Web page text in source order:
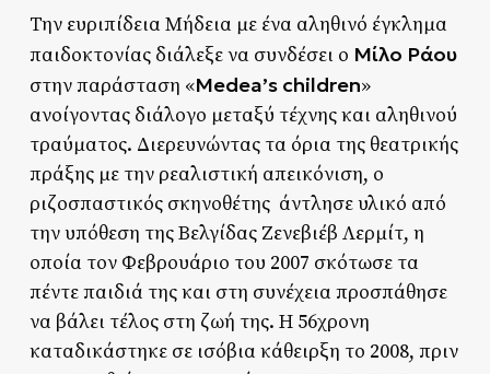
Την ευριπίδεια Μήδεια με ένα αληθινό έγκλημα
παιδοκτονίας διάλεξε να συνδέσει ο Μίλο Ράου
στην παράσταση «Medea’s children»
ανοίγοντας διάλογο μεταξύ τέχνης και αληθινού
τραύματος. Διερευνώντας τα όρια της θεατρικής
πράξης με την ρεαλιστική απεικόνιση, ο
ριζοσπαστικός σκηνοθέτης άντλησε υλικό από
την υπόθεση της Βελγίδας Ζενεβιέβ Λερμίτ, η
οποία τον Φεβρουάριο του 2007 σκότωσε τα
πέντε παιδιά της και στη συνέχεια προσπάθησε
να βάλει τέλος στη ζωή της. Η 56χρονη
καταδικάστηκε σε ισόβια κάθειρξη το 2008, πριν